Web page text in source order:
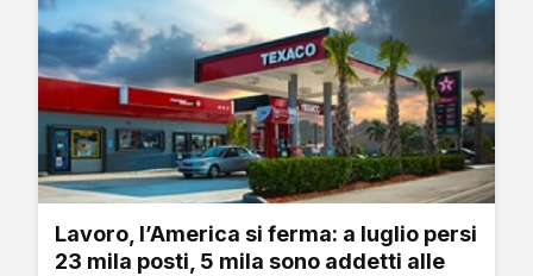
Lavoro, l’America si ferma: a luglio persi
23 mila posti, 5 mila sono addetti alle